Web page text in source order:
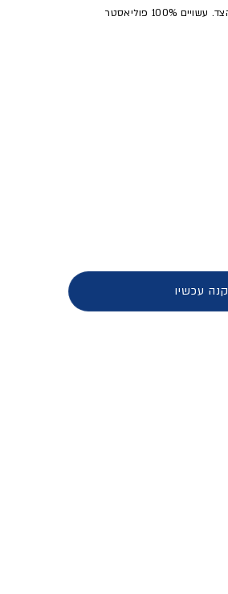
מכנסי כדורגל ארוכים לגברים של ADIDAS — ג'וגר צמוד בכחול עם פסים לבנים לאורך הצד. עשויים 100% פוליאסטר
קנה עכשיו